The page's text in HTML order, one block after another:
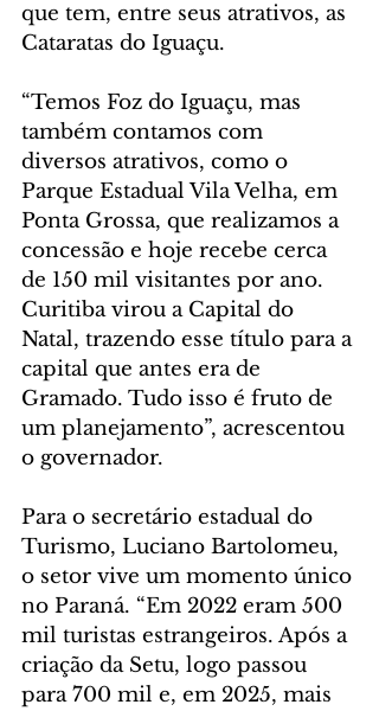
que tem, entre seus atrativos, as
Cataratas do Iguaçu.
“Temos Foz do Iguaçu, mas
também contamos com
diversos atrativos, como o
Parque Estadual Vila Velha, em
Ponta Grossa, que realizamos a
concessão e hoje recebe cerca
de 150 mil visitantes por ano.
Curitiba virou a Capital do
Natal, trazendo esse título para a
capital que antes era de
Gramado. Tudo isso é fruto de
um planejamento”, acrescentou
o governador.
Para o secretário estadual do
Turismo, Luciano Bartolomeu,
o setor vive um momento único
no Paraná. “Em 2022 eram 500
mil turistas estrangeiros. Após a
criação da Setu, logo passou
para 700 mil e, em 2025, mais